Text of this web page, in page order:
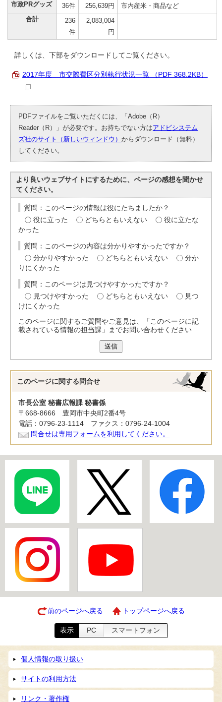
市政PRグッズ
36件 256,639円
市内産米・商品など
合計
236
件
2,083,004
円
詳しくは、下部をダウンロードしてご覧ください。
2017年度 市交際費区分別執行状況一覧 （PDF 368.2KB）
PDFファイルをご覧いただくには、「Adobe（R）
Reader（R）」が必要です。お持ちでない方はアドビシステム
ズ社のサイト（新しいウィンドウ）からダウンロード（無料）
してください。
より良いウェブサイトにするために、ページの感想を聞かせ
てください。
質問：このページの情報は役にたちましたか？
役に立った
どちらともいえない
役に立たな
かった
質問：このページの内容は分かりやすかったですか？
分かりやすかった
どちらともいえない
分か
りにくかった
質問：このページは見つけやすかったですか？
見つけやすかった
どちらともいえない
見つ
けにくかった
このページに関するご質問やご意見は、「このページに記
載されている情報の担当課」までお問い合わせください
送信
このページに関する 問合せ
市長公室 秘書広報課 秘書係
〒668-8666 豊岡市中央町2番4号
電話：0796-23-1114 ファクス：0796-24-1004
問合せは専用フォームを利用してください。
前のページへ戻る トップページへ戻る
表示 PC スマートフォン
個人情報の取り扱い
サイトの利用方法
リンク・著作権